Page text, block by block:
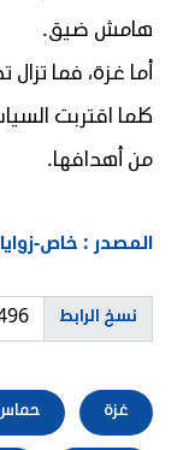
هامش ضيق.
أما غزة، فما
كلما اقتربت
من أهدافها.
المصدر : خاص-زوايا
نسخ الرابط
غزة